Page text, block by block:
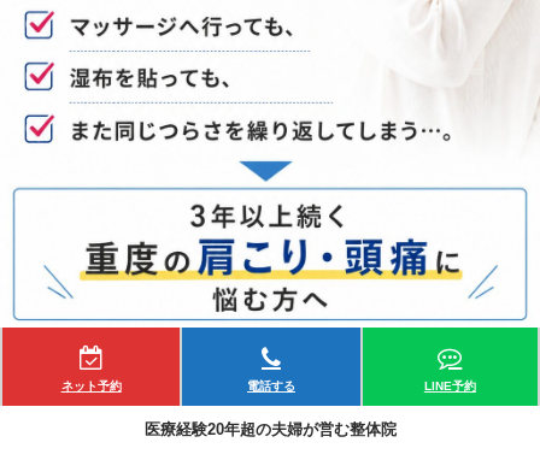
ネット予約 電話する LINE予約
医療経験20年超の夫婦が営む整体院